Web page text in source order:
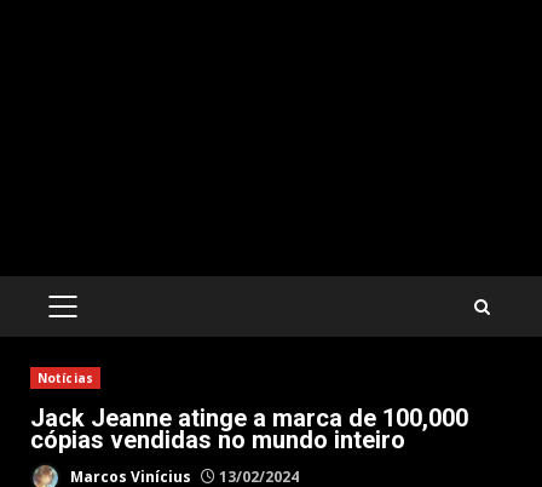
PRIMARY
Notícias
Jack Jeanne atinge a marca de 100,000
cópias vendidas no mundo inteiro
Marcos Vinícius 13/02/2024